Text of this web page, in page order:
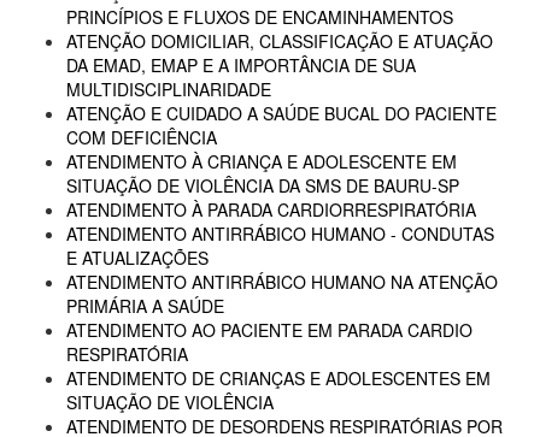
PRINCÍPIOS E FLUXOS DE ENCAMINHAMENTOS
ATENÇÃO DOMICILIAR, CLASSIFICAÇÃO E ATUAÇÃO
DA EMAD, EMAP E A IMPORTÂNCIA DE SUA
MULTIDISCIPLINARIDADE
ATENÇÃO E CUIDADO A SAÚDE BUCAL DO PACIENTE
COM DEFICIÊNCIA
ATENDIMENTO À CRIANÇA E ADOLESCENTE EM
SITUAÇÃO DE VIOLÊNCIA DA SMS DE BAURU-SP
ATENDIMENTO À PARADA CARDIORRESPIRATÓRIA
ATENDIMENTO ANTIRRÁBICO HUMANO - CONDUTAS
E ATUALIZAÇÕES
ATENDIMENTO ANTIRRÁBICO HUMANO NA ATENÇÃO
PRIMÁRIA A SAÚDE
ATENDIMENTO AO PACIENTE EM PARADA CARDIO
RESPIRATÓRIA
ATENDIMENTO DE CRIANÇAS E ADOLESCENTES EM
SITUAÇÃO DE VIOLÊNCIA
ATENDIMENTO DE DESORDENS RESPIRATÓRIAS POR